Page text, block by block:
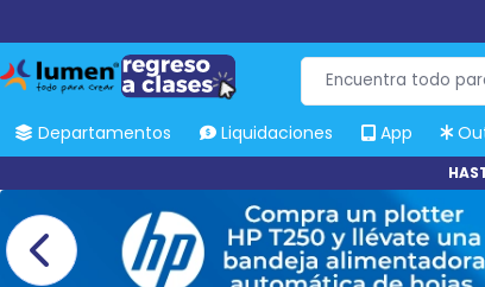
Departamentos Liquidaciones App